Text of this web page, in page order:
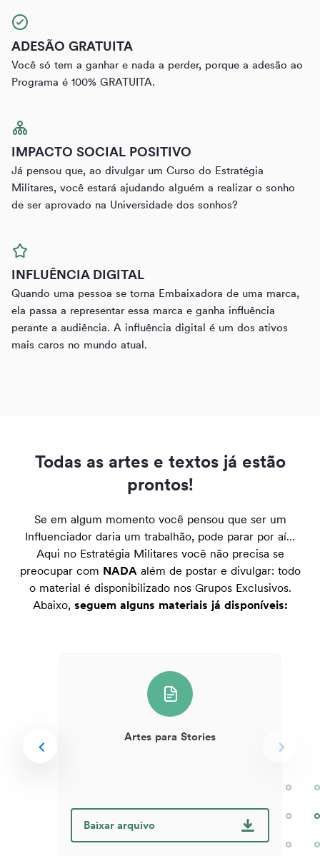
ADESÃO GRATUITA
Você só tem a ganhar e nada a perder, porque a adesão ao
Programa é 100% GRATUITA.
IMPACTO SOCIAL POSITIVO
Já pensou que, ao divulgar um Curso do Estratégia
Militares, você estará ajudando alguém a realizar o sonho
de ser aprovado na Universidade dos sonhos?
INFLUÊNCIA DIGITAL
Quando uma pessoa se torna Embaixadora de uma marca,
ela passa a representar essa marca e ganha influência
perante a audiência. A influência digital é um dos ativos
mais caros no mundo atual.
Todas as artes e textos já estão
prontos!
Se em algum momento você pensou que ser um
Influenciador daria um trabalhão, pode parar por aí…
Aqui no Estratégia Militares você não precisa se
preocupar com NADAalém de postar e divulgar: todo
o material é disponibilizado nos Grupos Exclusivos.
Abaixo, seguem alguns materiais já disponíveis:
Artes para Stories
Baixar arquivo